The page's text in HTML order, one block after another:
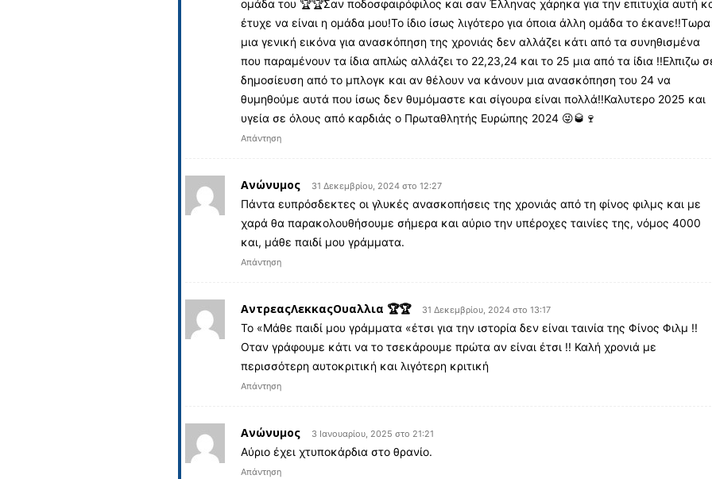
ομάδα του 🏆🏆Σαν ποδοσφαιρόφιλος και σαν Έλληνας χάρηκα για την επιτυχία αυτή
έτυχε να είναι η ομάδα μου!Το ίδιο ίσως λιγότερο για όποια άλλη ομάδα το έκανε!!Τωρα
μια γενική εικόνα για ανασκόπηση της χρονιάς δεν αλλάζει κάτι από τα συνηθισμένα
που παραμένουν τα ίδια απλώς αλλάζει το 22,23,24 και το 25 μια από τα ίδια !!Ελπιζω
δημοσίευση από το μπλογκ και αν θέλουν να κάνουν μια ανασκόπηση του 24 να
θυμηθούμε αυτά που ίσως δεν θυμόμαστε και σίγουρα είναι πολλά!!Καλυτερο 2025 και
υγεία σε όλους από καρδιάς ο Πρωταθλητής Ευρώπης 2024 😜🥃🍷
Απάντηση
Ανώνυμος 31 Δεκεμβρίου, 2024 στο 12:27
Πάντα ευπρόσδεκτες οι γλυκές ανασκοπήσεις της χρονιάς από τη φίνος φιλμς και με
χαρά θα παρακολουθήσουμε σήμερα και αύριο την υπέροχες ταινίες της, νόμος 4000
και, μάθε παιδί μου γράμματα.
Απάντηση
ΑντρεαςΛεκκαςΟυαλλια 🏆🏆 31 Δεκεμβρίου, 2024 στο 13:17
Το «Μάθε παιδί μου γράμματα «έτσι για την ιστορία δεν είναι ταινία της Φίνος Φιλμ !!
Οταν γράφουμε κάτι να το τσεκάρουμε πρώτα αν είναι έτσι !! Καλή χρονιά με
περισσότερη αυτοκριτική και λιγότερη κριτική
Απάντηση
Ανώνυμος 3 Ιανουαρίου, 2025 στο 21:21
Αύριο έχει χτυποκάρδια στο θρανίο.
Απάντηση